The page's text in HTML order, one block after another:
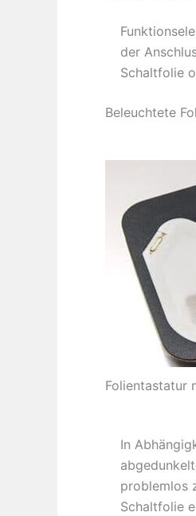
der
Schaltfolie
Beleuchtete
Folientastatur
In
problemlos
Schaltfolie